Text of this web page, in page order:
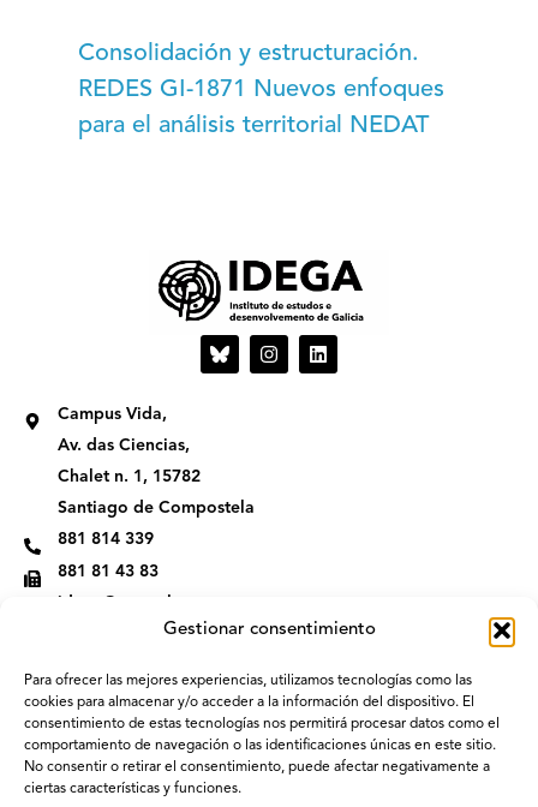
Gestionar consentimiento
Para ofrecer las mejores experiencias, utilizamos tecnologías como las
cookies para almacenar y/o acceder a la información del dispositivo. El
consentimiento de estas tecnologías nos permitirá procesar datos como el
comportamiento de navegación o las identificaciones únicas en este sitio.
No consentir o retirar el consentimiento, puede afectar negativamente a
ciertas características y funciones.
Consolidación y estructuración.
REDES GI-1871 Nuevos enfoques
para el análisis territorial NEDAT
I
n
L
i
Campus Vida,
Av. das Ciencias,
Chalet n. 1, 15782
Santiago de Compostela
881 814 339
881 81 43 83
idega@usc.gal